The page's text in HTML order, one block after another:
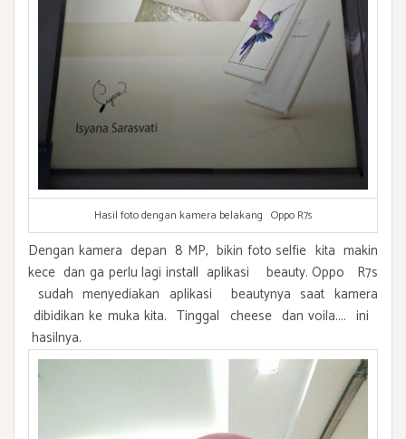
Hasil foto dengan kamera belakang Oppo R7s
Dengan kamera depan 8 MP, bikin foto selfie kita makin
kece dan ga perlu lagi install aplikasi beauty. Oppo R7s
sudah menyediakan aplikasi beautynya saat kamera
dibidikan ke muka kita. Tinggal cheese dan voila.... ini
hasilnya.